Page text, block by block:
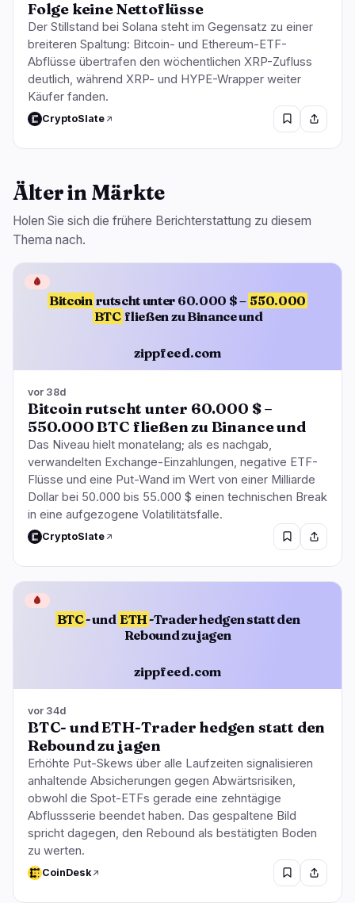
Folge keine Nettoflüsse
Der Stillstand bei Solana steht im Gegensatz zu einer
breiteren Spaltung: Bitcoin- und Ethereum-ETF-
Abflüsse übertrafen den wöchentlichen XRP-Zufluss
deutlich, während XRP- und HYPE-Wrapper weiter
Käufer fanden.
CryptoSlate
Älter in Märkte
Holen Sie sich die frühere Berichterstattung zu diesem
Thema nach.
Bitcoin rutscht unter 60.000 $ – 550.000
BTC fließen zu Binance und
zippfeed.com
🩸
vor 38d
Bitcoin rutscht unter 60.000 $ –
550.000 BTC fließen zu Binance und
Das Niveau hielt monatelang; als es nachgab,
verwandelten Exchange-Einzahlungen, negative ETF-
Flüsse und eine Put-Wand im Wert von einer Milliarde
Dollar bei 50.000 bis 55.000 $ einen technischen Break
in eine aufgezogene Volatilitätsfalle.
CryptoSlate
BTC- und ETH-Trader hedgen statt den
Rebound zu jagen
zippfeed.com
🩸
vor 34d
BTC- und ETH-Trader hedgen statt den
Rebound zu jagen
Erhöhte Put-Skews über alle Laufzeiten signalisieren
anhaltende Absicherungen gegen Abwärtsrisiken,
obwohl die Spot-ETFs gerade eine zehntägige
Abflussserie beendet haben. Das gespaltene Bild
spricht dagegen, den Rebound als bestätigten Boden
zu werten.
CoinDesk